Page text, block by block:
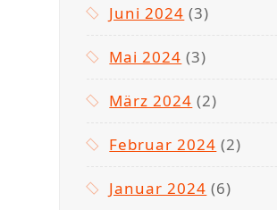
Juni 2024 (3)
Mai 2024 (3)
März 2024 (2)
Februar 2024 (2)
Januar 2024 (6)